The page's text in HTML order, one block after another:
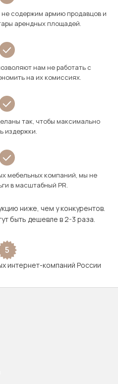
содержим армию продавцов и
арендных площадей.
нам не работать с
на их комиссиях.
так, чтобы максимально
издержки.
мебельных компаний, мы не
в масштабный PR.
ниже, чем у конкурентов.
быть дешевле в 2-3 раза.
5
интернет-компаний России